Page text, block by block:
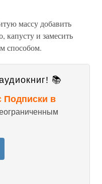
массу добавить
капусту и замесить
способом.
📚
Подписки в